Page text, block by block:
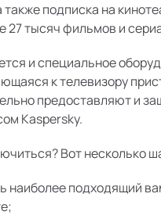
также подписка на
27 тысяч фильмов и
и специальное
к телевизору
предоставляют и
Kaspersky.
Вот несколько
наиболее подходящий